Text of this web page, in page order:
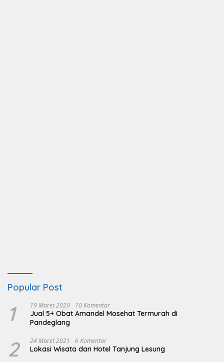
Popular Post
1 19 Maret 2020 10 Komentar
Jual 5+ Obat Amandel Mosehat Termurah di
Pandeglang
2 24 Maret 2021 6 Komentar
Lokasi Wisata dan Hotel Tanjung Lesung